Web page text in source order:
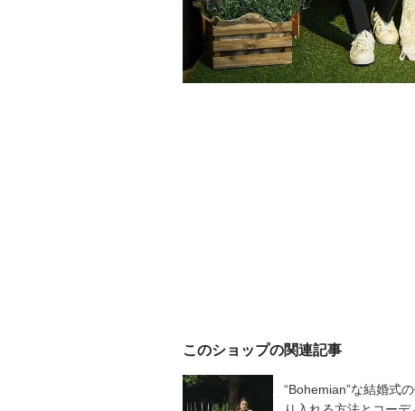
このショップの関連記事
“Bohemian”な結婚式